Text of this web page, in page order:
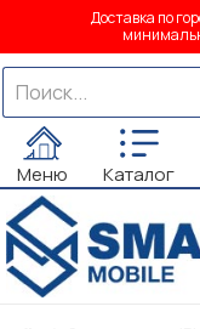
Доставка по
Меню Каталог